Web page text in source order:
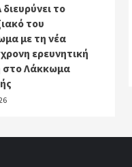
το
του
με τη νέα
ερευνητική
στο Λάκκωμα